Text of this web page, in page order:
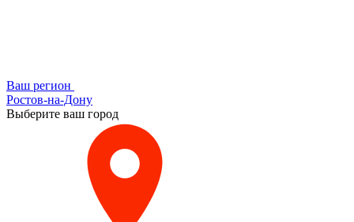
Ваш регион
Ростов-на-Дону
Выберите ваш город